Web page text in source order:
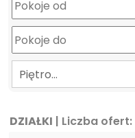
Piętro…
DZIAŁKI | Liczba ofert: